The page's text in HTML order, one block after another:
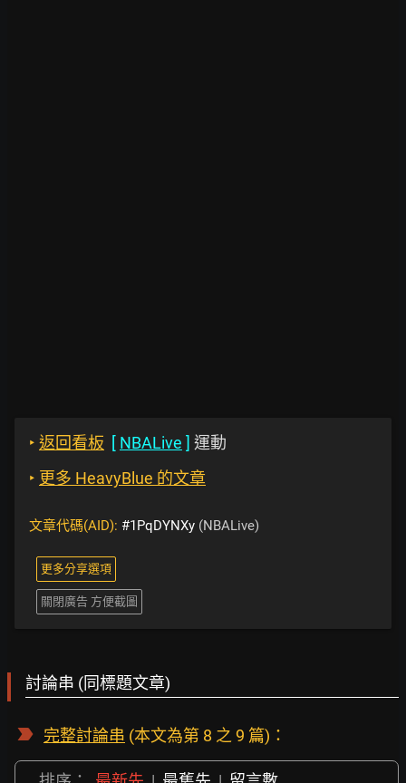
‣ 返回看板 [ NBALive ] 運動
‣ 更多 HeavyBlue 的文章
文章代碼(AID): #1PqDYNXy (NBALive)
更多分享選項
關閉廣告 方便截圖
討論串 (同標題文章)
完整討論串 (本文為第 8 之 9 篇)：